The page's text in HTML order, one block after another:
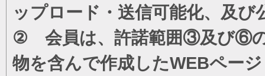
ップロード・送信可能化、及
② 会員は、許諾範囲③及び⑥の
物を含んで作成したWEBペー